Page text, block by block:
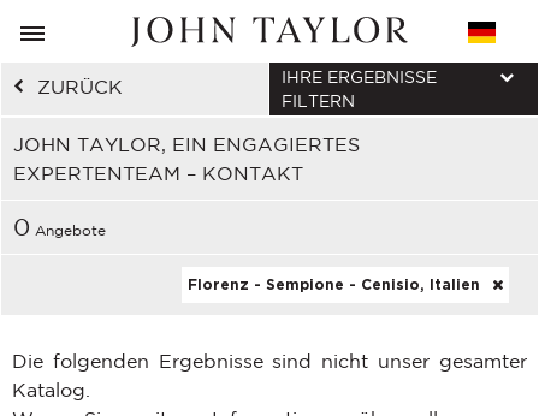
ZURÜCK
JOHN TAYLOR, EIN ENGAGIERTES
EXPERTENTEAM – KONTAKT
IHRE ERGEBNISSE
FILTERN
0 Angebote
Florenz - Sempione - Cenisio, Italien
Die folgenden Ergebnisse sind nicht unser gesamter
Katalog.